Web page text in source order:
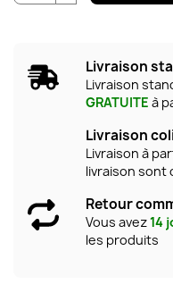
Livraison
Livraison
GRATUITE à
Livraison
Livraison à
livraison sont
Retour
Vous avez14
les produits